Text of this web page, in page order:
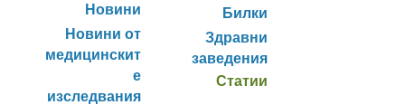
Новини
Новини от
медицинскит
е
изследвания
Билки
Здравни
заведения
Статии